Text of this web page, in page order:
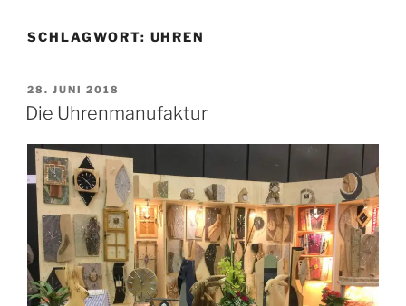
SCHLAGWORT: UHREN
VERÖFFENTLICHT
AM
28. JUNI 2018
Die Uhrenmanufaktur